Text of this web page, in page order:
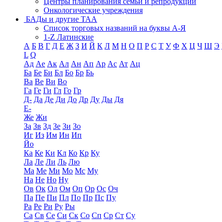
Онкологические учреждения
БАДы и другие ТАА
Список торговых названий на буквы А-Я
1-Z Латинские
А Б В Г Д Е Ж З И Й К Л М Н О П Р С Т У Ф Х Ц Ч Ш Э
L Q
Ад Ае Ак Ал Ан Ап Ар Ас Ат Ац
Ба Бе Би Бл Бо Бр Бь
Ва Ве Ви Во
Га Ге Ги Гл Го Гр
Д- Да Де Ди До Др Ду Ды Дя
Е-
Же Жи
За Зв Зд Зе Зи Зо
Иг Из Им Ин Ип
Йо
Ка Ке Ки Кл Ко Кр Ку
Ла Ле Ли Ль Лю
Ма Ме Ми Мо Мс Му
На Не Но Ну
Ов Ок Ол Ом Оп Ор Ос Оч
Па Пе Пи Пл По Пр Пс Пу
Ра Ре Ри Ру Ры
Са Св Се Си Ск Со Сп Ср Ст Су